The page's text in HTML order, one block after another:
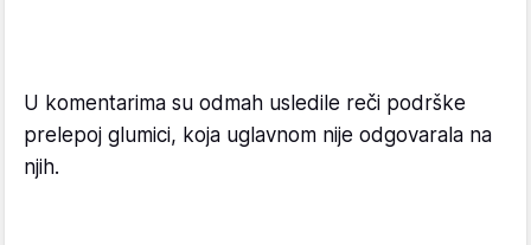
U komentarima su odmah usledile reči podrške
prelepoj glumici, koja uglavnom nije odgovarala na
njih.